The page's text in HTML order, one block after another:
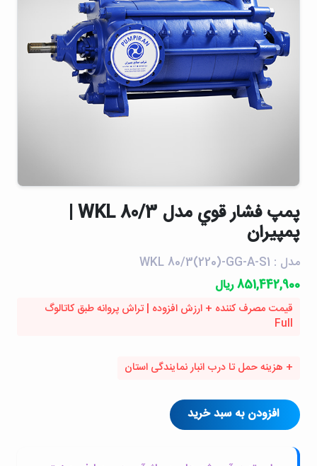
پمپ فشار قوي مدل WKL 80/3 |
پمپیران
مدل : WKL 80/3(220)-GG-A-S1
851,442,900 ریال
قیمت مصرف کننده + ارزش افزوده | تراش پروانه طبق کاتالوگ
Full
+ هزینه حمل تا درب انبار نمایندگی استان
افزودن به سبد خرید